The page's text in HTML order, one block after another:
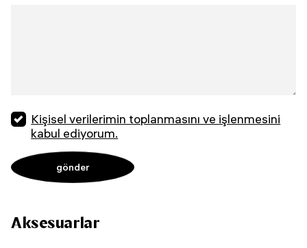
Kişisel verilerimin toplanmasını ve işlenmesini
kabul ediyorum.
Aksesuarlar